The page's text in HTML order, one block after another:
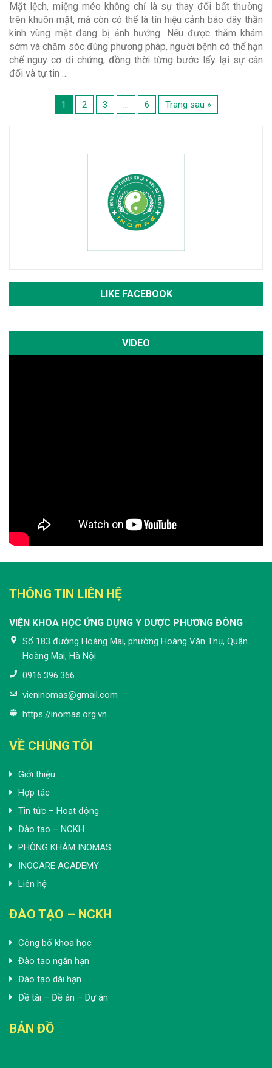
Mặt lệch, miệng méo không chỉ là sự thay đổi bất thường
trên khuôn mặt, mà còn có thể là tín hiệu cảnh báo dây thần
kinh vùng mặt đang bị ảnh hưởng. Nếu được thăm khám
sớm và chăm sóc đúng phương pháp, người bệnh có thể hạn
chế nguy cơ di chứng, đồng thời từng bước lấy lại sự cân
đối và tự tin …
1 2 3 … 6 Trang sau »
LIKE FACEBOOK
VIDEO
THÔNG TIN LIÊN HỆ
VIỆN KHOA HỌC ỨNG DỤNG Y DƯỢC PHƯƠNG ĐÔNG
Số 183 đường Hoàng Mai, phường Hoàng Văn Thụ, Quận
Hoàng Mai, Hà Nội
0916.396.366
vieninomas@gmail.com
https://inomas.org.vn
VỀ CHÚNG TÔI
Giới thiệu
Hợp tác
Tin tức – Hoạt động
Đào tạo – NCKH
PHÒNG KHÁM INOMAS
INOCARE ACADEMY
Liên hệ
ĐÀO TẠO – NCKH
Công bố khoa học
Đào tạo ngắn hạn
Đào tạo dài hạn
Đề tài – Đề án – Dự án
BẢN ĐỒ